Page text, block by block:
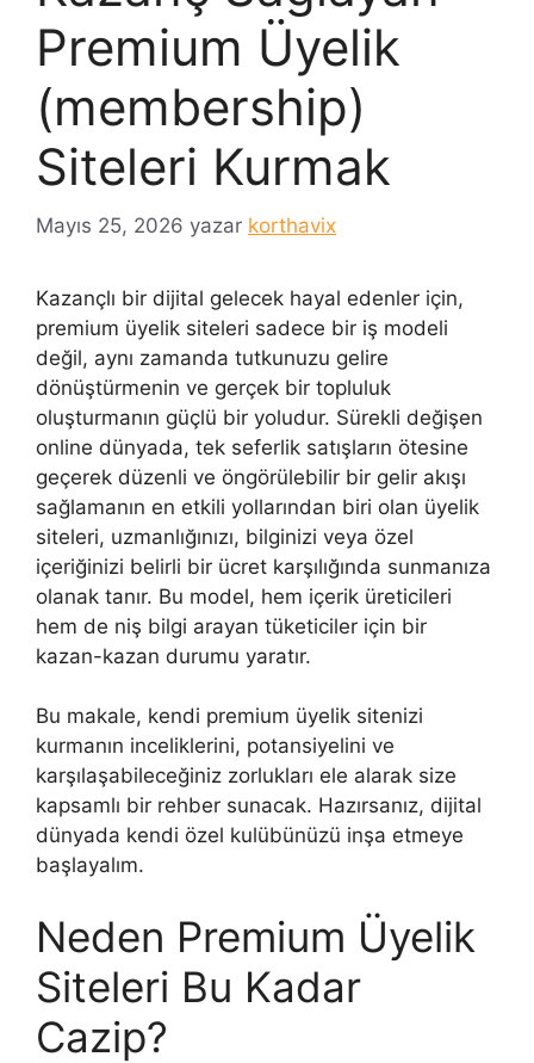
Premium Üyelik
(membership)
Siteleri Kurmak
Mayıs 25, 2026 yazar korthavix
Kazançlı bir dijital gelecek hayal edenler için,
premium üyelik siteleri sadece bir iş modeli
değil, aynı zamanda tutkunuzu gelire
dönüştürmenin ve gerçek bir topluluk
oluşturmanın güçlü bir yoludur. Sürekli değişen
online dünyada, tek seferlik satışların ötesine
geçerek düzenli ve öngörülebilir bir gelir akışı
sağlamanın en etkili yollarından biri olan üyelik
siteleri, uzmanlığınızı, bilginizi veya özel
içeriğinizi belirli bir ücret karşılığında sunmanıza
olanak tanır. Bu model, hem içerik üreticileri
hem de niş bilgi arayan tüketiciler için bir
kazan-kazan durumu yaratır.
Bu makale, kendi premium üyelik sitenizi
kurmanın inceliklerini, potansiyelini ve
karşılaşabileceğiniz zorlukları ele alarak size
kapsamlı bir rehber sunacak. Hazırsanız, dijital
dünyada kendi özel kulübünüzü inşa etmeye
başlayalım.
Neden Premium Üyelik
Siteleri Bu Kadar
Cazip?